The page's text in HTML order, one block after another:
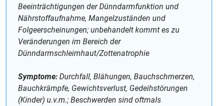
Beeinträchtigungen der Dünndarmfunktion und
Nährstoffaufnahme, Mangelzuständen und
Folgeerscheinungen; unbehandelt kommt es zu
Veränderungen im Bereich der
Dünndarmschleimhaut/Zottenatrophie
Symptome: Durchfall, Blähungen, Bauchschmerzen,
Bauchkrämpfe, Gewichtsverlust, Gedeihstörungen
(Kinder) u.v.m.; Beschwerden sind oftmals